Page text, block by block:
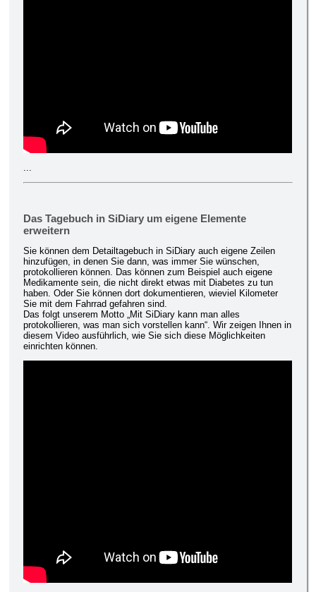
Das Tagebuch in SiDiary um eigene Elemente
erweitern
Sie können dem Detailtagebuch in SiDiary auch eigene Zeilen
hinzufügen, in denen Sie dann, was immer Sie wünschen,
protokollieren können. Das können zum Beispiel auch eigene
Medikamente sein, die nicht direkt etwas mit Diabetes zu tun
haben. Oder Sie können dort dokumentieren, wieviel Kilometer
Sie mit dem Fahrrad gefahren sind.
Das folgt unserem Motto „Mit SiDiary kann man alles
protokollieren, was man sich vorstellen kann“. Wir zeigen Ihnen in
diesem Video ausführlich, wie Sie sich diese Möglichkeiten
einrichten können.